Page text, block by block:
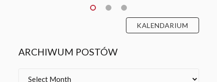
KALENDARIUM
ARCHIWUM POSTÓW